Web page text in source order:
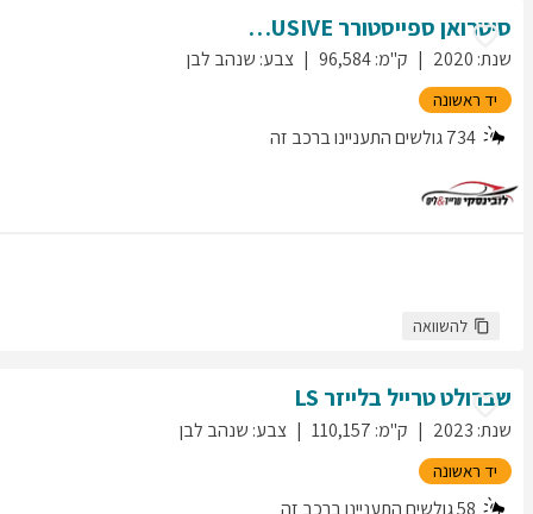
סיטרואןספייסטורר EXCLUSIVE
שנת:
2020 ק"מ:
96,584 צבע: שנהב לבן
יד ראשונה
734גולשים התעניינו ברכב זה
להשוואה
שברולטטרייל בלייזר LS
שנת:
2023 ק"מ:
110,157 צבע: שנהב לבן
יד ראשונה
58גולשים התעניינו ברכב זה